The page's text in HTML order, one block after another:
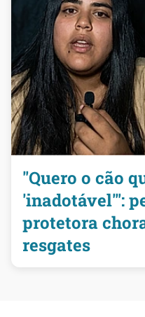
"Quero o cão
'inadotável'":
protetora
resgates